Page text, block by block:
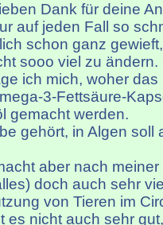
Dank für deine
auf jeden Fall so
schon ganz
sooo viel zu
ich mich, woher
3-Fettsäure-
gemacht werden.
gehört, in Algen soll
aber nach
doch auch sehr
von Tieren im
es nicht auch sehr